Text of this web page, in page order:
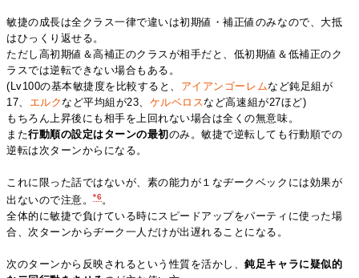
敏捷の成長は全クラス一律で違いは初期値・補正値のみなので、大抵
はひっくり返せる。
ただし高初期値＆高補正のクラスが相手だと、低初期値＆低補正のク
ラスでは逆転できない場合もある。
(Lv100の基本敏捷度を比較すると、 アイアンゴーレムなど鈍足組が
17、 エルクなど平均組が23、 ケルベロスなど高速組が27ほど)
もちろん上昇後にも相手を上回れない場合は全くの無意味。
また行動順の設定はターンの最初のみ。敏捷で逆転しても行動順での
逆転は次ターンからになる。
これに限った話ではないが、素の能力が１なヂークベックには効果が
出ないので注意。*6。
全体的に敏捷で負けている時にスピードアップをパーティに使った場
合、次ターンからヂーク一人だけが出遅れることになる。
次のターンから反映されるという性質を活かし、鈍足キャラに疑似的